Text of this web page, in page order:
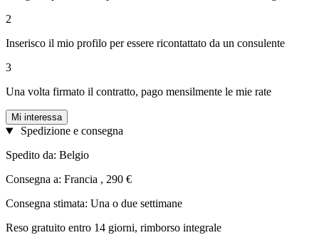
2
Inserisco il mio profilo per essere ricontattato da un consulente
3
Una volta firmato il contratto, pago mensilmente le mie rate
Mi interessa
Spedizione e consegna
Spedito da: Belgio
Consegna a: Francia , 290 €
Consegna stimata: Una o due settimane
Reso gratuito entro 14 giorni, rimborso integrale